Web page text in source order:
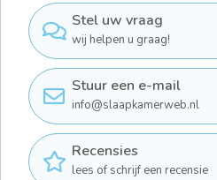
Stel uw vraag
wij helpen u graag!
Stuur een e-mail
info@slaapkamerweb.nl
Recensies
lees of schrijf een recensie